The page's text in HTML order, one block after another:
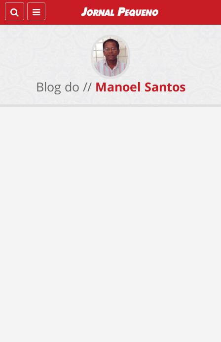
Blog do // Manoel Santos